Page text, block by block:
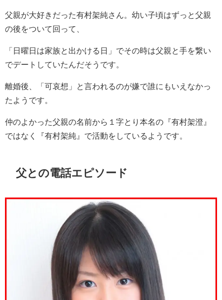
父親が大好きだった有村架純さん。幼い子頃はずっと父親
の後をついて回って、
「日曜日は家族と出かける日」でその時は父親と手を繋い
でデートしていたんだそうです。
離婚後、「可哀想」と言われるのが嫌で誰にもいえなかっ
たようです。
仲のよかった父親の名前から１字とり本名の『有村架澄』
ではなく『有村架純』で活動をしているようです。
父との電話エピソード